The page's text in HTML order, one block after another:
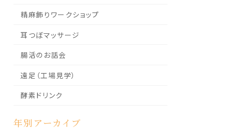
精麻飾りワークショップ
耳つぼマッサージ
腸活のお話会
遠足（工場見学）
酵素ドリンク
年別アーカイブ